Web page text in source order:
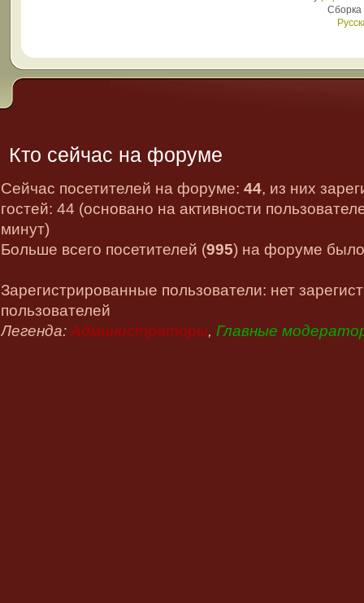
Кто сейчас на форуме
Сейчас посетителей на форуме: 44, из них
гостей: 44 (основано на активности
минут)
Больше всего посетителей (995) на форуме
Зарегистрированные пользователи: нет
пользователей
Легенда: Администраторы, Главные